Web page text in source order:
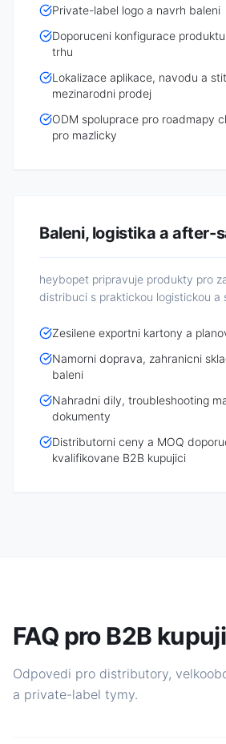
Private-label logo a navrh baleni
Doporuceni konfigurace
trhu
Lokalizace aplikace, navodu a
mezinarodni prodej
ODM spoluprace pro roadmapy
pro mazlicky
Baleni, logistika a after-
heybopet pripravuje produkty pro
distribuci s praktickou logistickou a
Zesilene exportni kartony a
Namorni doprava, zahranicni
baleni
Nahradni dily, troubleshooting
dokumenty
Distributorni ceny a MOQ
kvalifikovane B2B kupujici
FAQ pro B2B
Odpovedi pro distributory,
a private-label tymy.